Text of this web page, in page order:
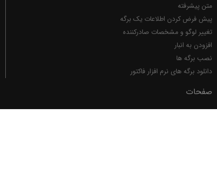
متن پیشرفته
پیش فرض کردن اطلاعات یک برگه
تغییر لوگو و مشخصات صادرکننده
افزودن به انبار
نصب برگه ها
دانلود برگه های نرم افزار فاکتور
صفحات
فاکتور